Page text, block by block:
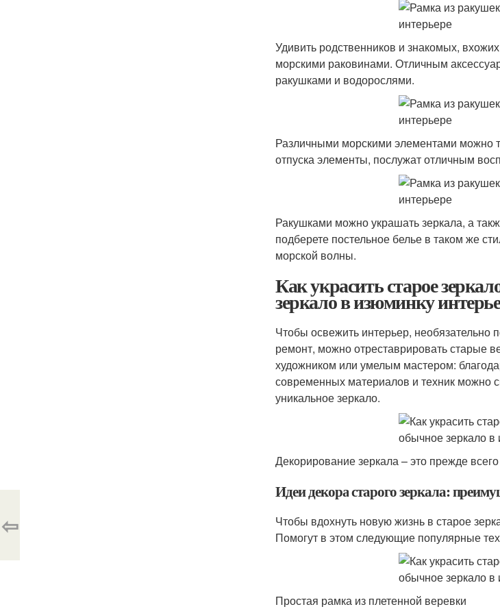
Удивить родственников и знакомых,
морскими раковинами. Отличным
ракушками и водорослями.
Различными морскими элементами можно
отпуска элементы, послужат отличным
Ракушками можно украшать зеркала, а
подберете постельное белье в таком же
морской волны.
Как украсить старое
зеркало в изюминку
Чтобы освежить интерьер, необязательно
ремонт, можно отреставрировать старые
художником или умелым мастером:
современных материалов и техник можно
уникальное зеркало.
Декорирование зеркала – это прежде
Идеи декора старого зеркала:
Чтобы вдохнуть новую жизнь в старое
Помогут в этом следующие популярные
Простая рамка из плетенной веревки
⇦